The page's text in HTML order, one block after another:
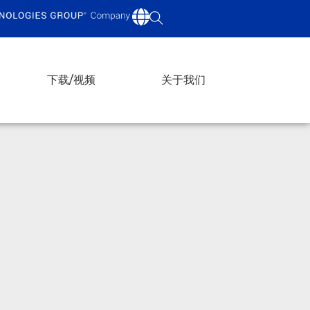
下载/视频 关于我们